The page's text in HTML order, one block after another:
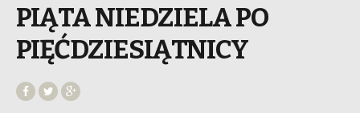
PIĄTA NIEDZIELA PO
PIĘĆDZIESIĄTNICY